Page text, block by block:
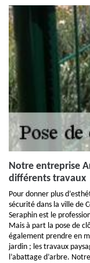
Notre entreprise
différents travaux
Pour donner plus
sécurité dans la ville de
Seraphin est le
Mais à part la pose de
également prendre en
jardin ; les travaux
l’abattage d’arbre.